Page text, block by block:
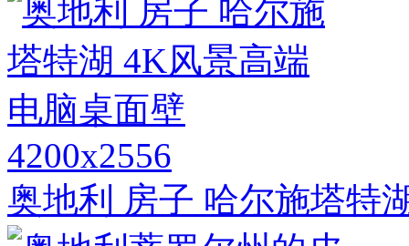
4200x2556
奥地利 房子 哈尔施塔特